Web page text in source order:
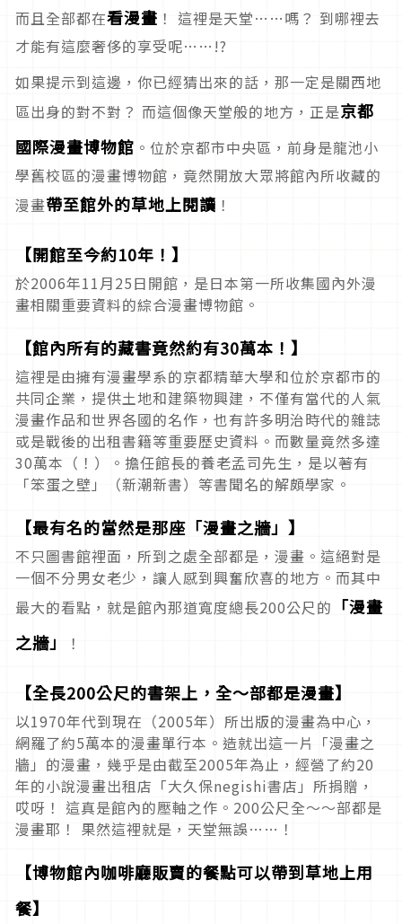
而且全部都在看漫畫 ！ 這裡是天堂……嗎？ 到哪裡去
才能有這麼奢侈的享受呢……!?
如果提示到這邊，你已經猜出來的話，那一定是關西地
區出身的對不對？ 而這個像天堂般的地方，正是京都
國際漫畫博物館 。位於京都市中央區，前身是龍池小
學舊校區的漫畫博物館，竟然開放大眾將館內所收藏的
漫畫帶至館外的草地上閱讀 ！
【開館至今約10年！】
於2006年11月25日開館，是日本第一所收集國內外漫
畫相關重要資料的綜合漫畫博物館。
【館內所有的藏書竟然約有30萬本！】
這裡是由擁有漫畫學系的京都精華大學和位於京都市的
共同企業，提供土地和建築物興建，不僅有當代的人氣
漫畫作品和世界各國的名作，也有許多明治時代的雜誌
或是戰後的出租書籍等重要歷史資料。而數量竟然多達
30萬本（！）。擔任館長的養老孟司先生，是以著有
「笨蛋之壁」（新潮新書）等書聞名的解頗學家。
【最有名的當然是那座「漫畫之牆」】
不只圖書館裡面，所到之處全部都是，漫畫。這絕對是
一個不分男女老少，讓人感到興奮欣喜的地方。而其中
最大的看點，就是館內那道寬度總長200公尺的 「漫畫
之牆」
！
【全長200公尺的書架上，全～部都是漫畫】
以1970年代到現在（2005年）所出版的漫畫為中心，
網羅了約5萬本的漫畫單行本。造就出這一片「漫畫之
牆」的漫畫，幾乎是由截至2005年為止，經營了約20
年的小說漫畫出租店「大久保negishi書店」所捐贈，
哎呀！ 這真是館內的壓軸之作。200公尺全～～部都是
漫畫耶！ 果然這裡就是，天堂無誤……！
【博物館內咖啡廳販賣的餐點可以帶到草地上用
餐】